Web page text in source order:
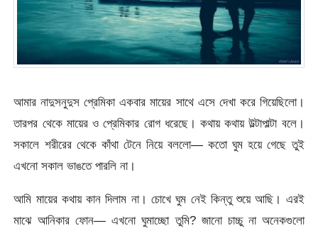
আমার নাদুসনুদুস প্রেমিকা একবার মায়ের সাথে এসে দেখা করে গিয়েছিলো।
তারপর থেকে মায়ের ও প্রেমিকার রোগ ধরেছে। কথায় কথায় উল্টাপাল্টা বলে।
সকালে শরীরের থেকে কাঁথা টেনে নিয়ে বললো— কতো ঘুম হয়ে গেছে তুই
এখনো সকাল ভাঙতে পারলি না।
আমি মায়ের কথায় কান দিলাম না। চোখে ঘুম নেই কিন্তু শুয়ে আছি। এরই
মাঝে আনিকার ফোন— এখনো ঘুমাচ্ছো তুমি? জানো চাচ্চু না অনেকগুলো